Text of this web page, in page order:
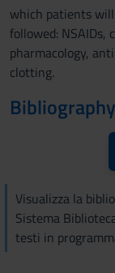
which patients
followed: NSAIDs,
pharmacology,
clotting.
Bibliography
Visualizza la
Sistema
testi in